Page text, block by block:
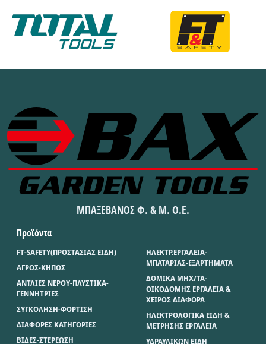
ΜΠΑΞΕΒΑΝΟΣ Φ. & Μ. Ο.Ε.
Προϊόντα
FT-SAFETY(ΠΡΟΣΤΑΣΙΑΣ ΕΙΔΗ)
ΑΓΡΟΣ-ΚΗΠΟΣ
ΑΝΤΛΙΕΣ ΝΕΡΟΥ-ΠΛΥΣΤΙΚΑ-
ΓΕΝΝΗΤΡΙΕΣ
ΣΥΓΚΟΛΗΣΗ-ΦΟΡΤΙΣΗ
ΔΙΑΦΟΡΕΣ ΚΑΤΗΓΟΡΙΕΣ
ΒΙΔΕΣ-ΣΤΕΡΕΩΣΗ
ΗΛΕΚΤΡ.ΕΡΓΑΛΕΙΑ-
ΜΠΑΤΑΡΙΑΣ-ΕΞΑΡΤΗΜΑΤΑ
ΔΟΜΙΚΑ ΜΗΧ/ΤΑ-
ΟΙΚΟΔΟΜΗΣ ΕΡΓΑΛΕΙΑ &
ΧΕΙΡΟΣ ΔΙΑΦΟΡΑ
ΗΛΕΚΤΡΟΛΟΓΙΚΑ ΕΙΔΗ &
ΜΕΤΡΗΣΗΣ ΕΡΓΑΛΕΙΑ
ΥΔΡΑΥΛΙΚΩΝ ΕΙΔΗ